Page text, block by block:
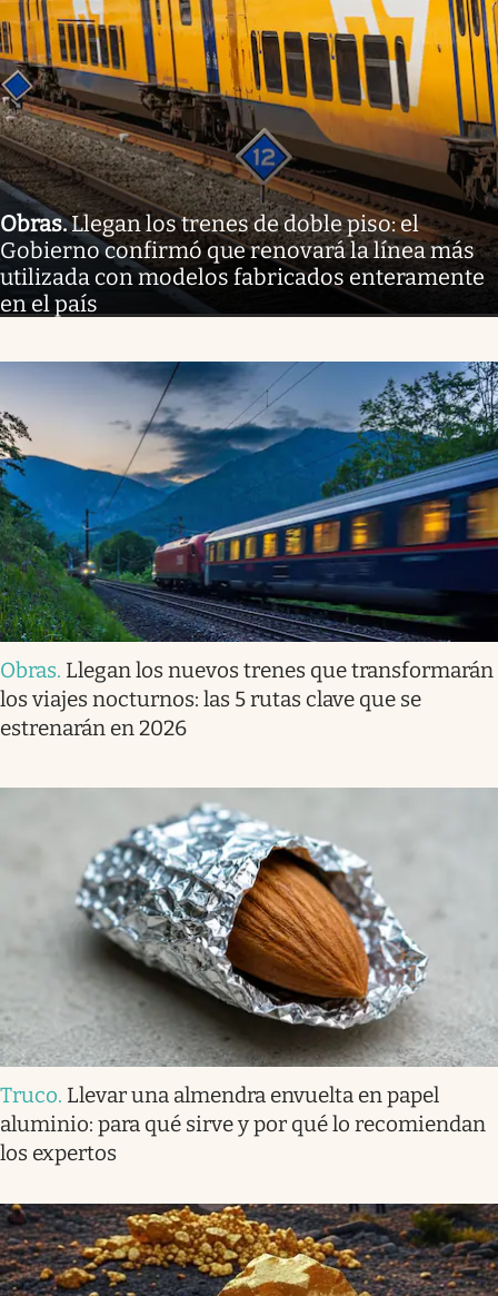
Obras.Llegan los trenes de doble piso: el
Gobierno confirmó que renovará la línea más
utilizada con modelos fabricados enteramente
en el país
Obras. Llegan los nuevos trenes que transformarán
los viajes nocturnos: las 5 rutas clave que se
estrenarán en 2026
Truco. Llevar una almendra envuelta en papel
aluminio: para qué sirve y por qué lo recomiendan
los expertos